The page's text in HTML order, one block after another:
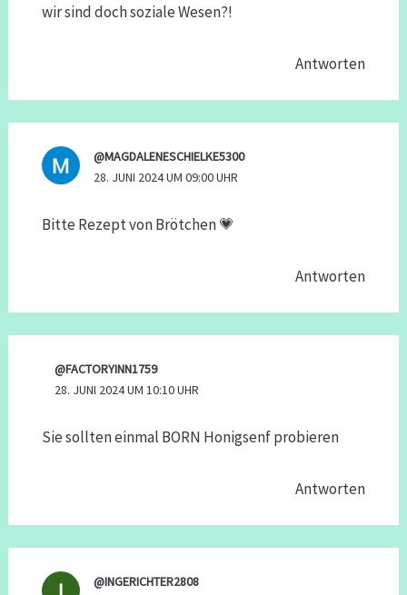
wir sind doch soziale Wesen?!
Antworten
@MAGDALENESCHIELKE5300
28. JUNI 2024 UM 09:00 UHR
Bitte Rezept von Brötchen 💗
Antworten
@FACTORYINN1759
28. JUNI 2024 UM 10:10 UHR
Sie sollten einmal BORN Honigsenf probieren
Antworten
@INGERICHTER2808